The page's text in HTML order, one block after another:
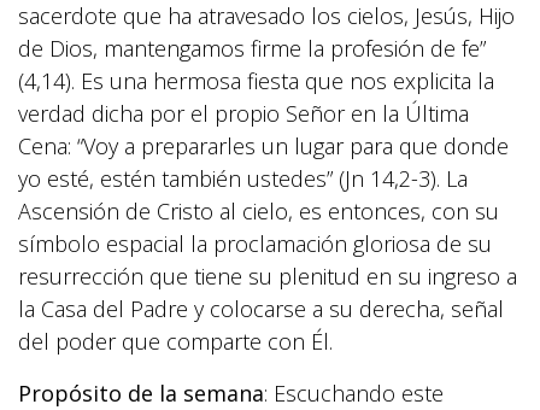
sacerdote que ha atravesado los cielos, Jesús, Hijo
de Dios, mantengamos firme la profesión de fe”
(4,14). Es una hermosa fiesta que nos explicita la
verdad dicha por el propio Señor en la Última
Cena: “Voy a prepararles un lugar para que donde
yo esté, estén también ustedes” (Jn 14,2-3). La
Ascensión de Cristo al cielo, es entonces, con su
símbolo espacial la proclamación gloriosa de su
resurrección que tiene su plenitud en su ingreso a
la Casa del Padre y colocarse a su derecha, señal
del poder que comparte con Él.
Propósito de la semana: Escuchando este